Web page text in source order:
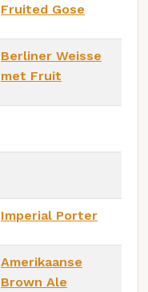
Fruited Gose
Berliner Weisse
met Fruit
Imperial Porter
Amerikaanse
Brown Ale